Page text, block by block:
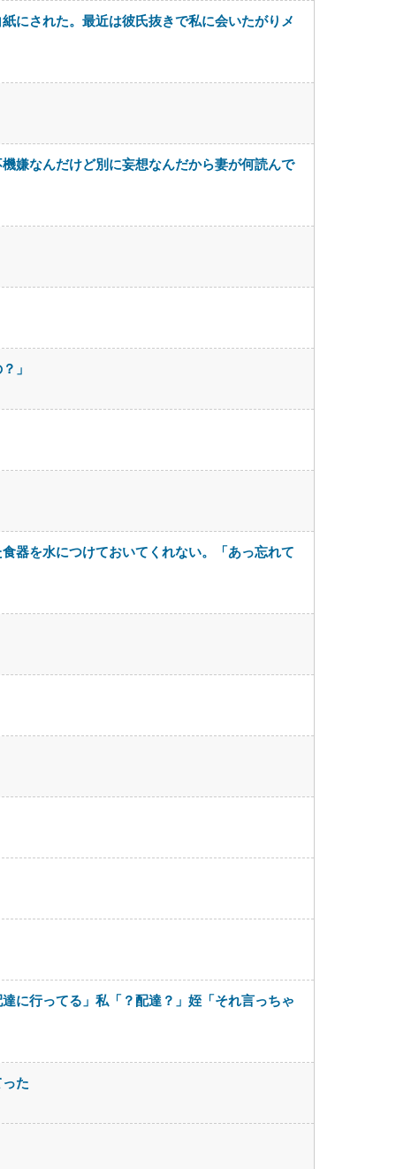
にされた。最近は彼氏抜きで私に会いたがりメ
嫌なんだけど別に妄想なんだから妻が何読んで
」
器を水につけておいてくれない。「あっ忘れて
に行ってる」私「？配達？」姪「それ言っちゃ
た